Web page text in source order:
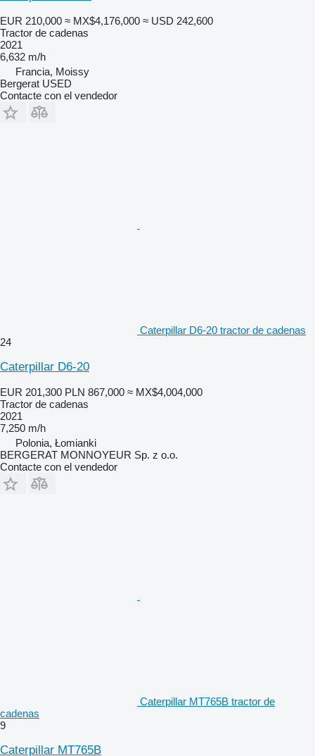
EUR 210,000 ≈ MX$4,176,000 ≈ USD 242,600
Tractor de cadenas
2021
6,632 m/h
Francia, Moissy
Bergerat USED
Contacte con el vendedor
Caterpillar D6-20 tractor de cadenas
24
Caterpillar D6-20
EUR 201,300 PLN 867,000 ≈ MX$4,004,000
Tractor de cadenas
2021
7,250 m/h
Polonia, Łomianki
BERGERAT MONNOYEUR Sp. z o.o.
Contacte con el vendedor
Caterpillar MT765B tractor de
cadenas
9
Caterpillar MT765B